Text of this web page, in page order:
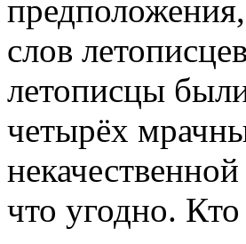
слов
летописцы
четырёх
что угодно.